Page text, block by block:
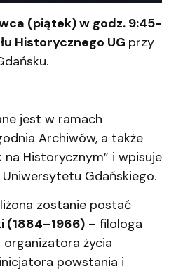
(piątek) w godz. 9:45-
Historycznego UG przy
jest w ramach
Archiwów, a także
na Historycznym” i wpisuje
Gdańskiego.
zostanie postać
(1884–1966)– filologa
życia
powstania i